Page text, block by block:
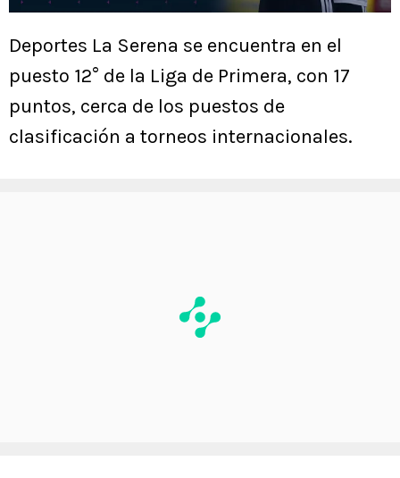
Deportes La Serena se encuentra en el
puesto 12° de la Liga de Primera, con 17
puntos, cerca de los puestos de
clasificación a torneos internacionales.